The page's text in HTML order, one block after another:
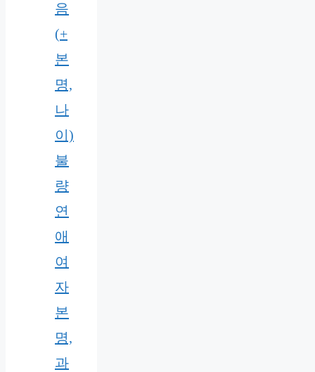
음
(+
본
명,
나
이)
불
량
연
애
여
자
본
명,
과